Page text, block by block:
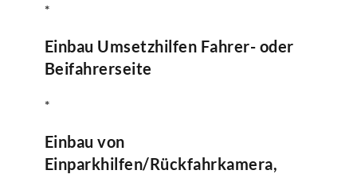
*
Einbau Umsetzhilfen Fahrer- oder
Beifahrerseite
*
Einbau von
Einparkhilfen/Rückfahrkamera,